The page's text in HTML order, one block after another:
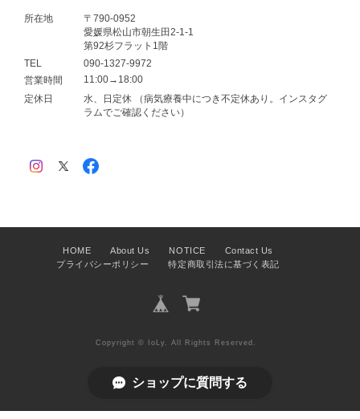
所在地
〒790-0952
愛媛県松山市朝生田2-1-1
第92杉フラット1階
TEL
090-1327-9972
営業時間
11:00→18:00
定休日
水、日定休 （病気療養中につき不定休あり。インスタグ
ラムでご確認ください）
HOME About Us NOTICE
Contact Us
プライバシーポリシー
特定商取引法に基づく表記
Copyright © IoLy. All Rights Reserved.
ショップに質問する